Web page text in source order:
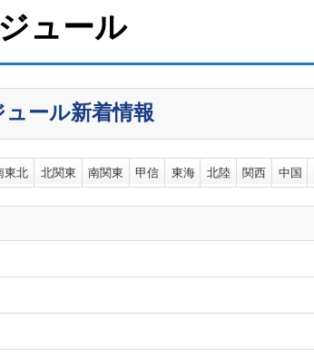
ュール
ール新着情報
東北 北関東 南関東 甲信 東海 北陸 関西 中国